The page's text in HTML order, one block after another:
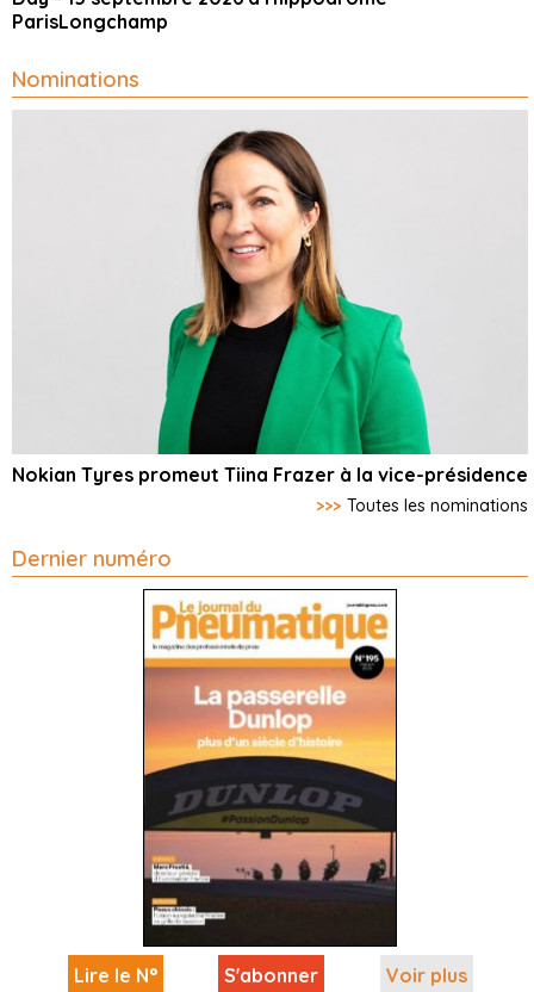
ParisLongchamp
Nominations
Nokian Tyres promeut Tiina Frazer à la vice-présidence
>>> Toutes les nominations
Dernier numéro
Lire le N° S'abonner Voir plus